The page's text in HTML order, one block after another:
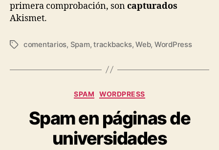
primera comprobación, soncapturados
Akismet.
Tagscomentarios, Spam,trackbacks,Web, WordPress
Categories
SPAM WORDPRESS
Spam en páginas de
universidades